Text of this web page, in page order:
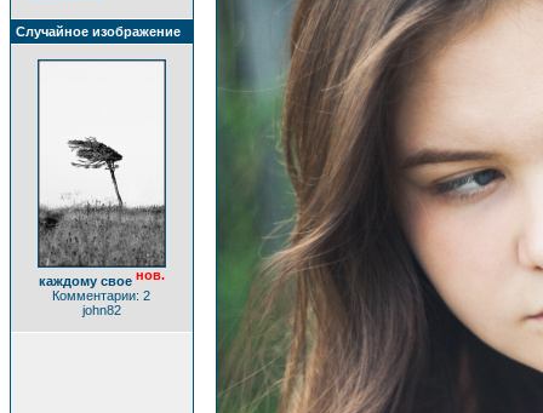
Случайное изображение
каждому свое нов.
Комментарии: 2
john82